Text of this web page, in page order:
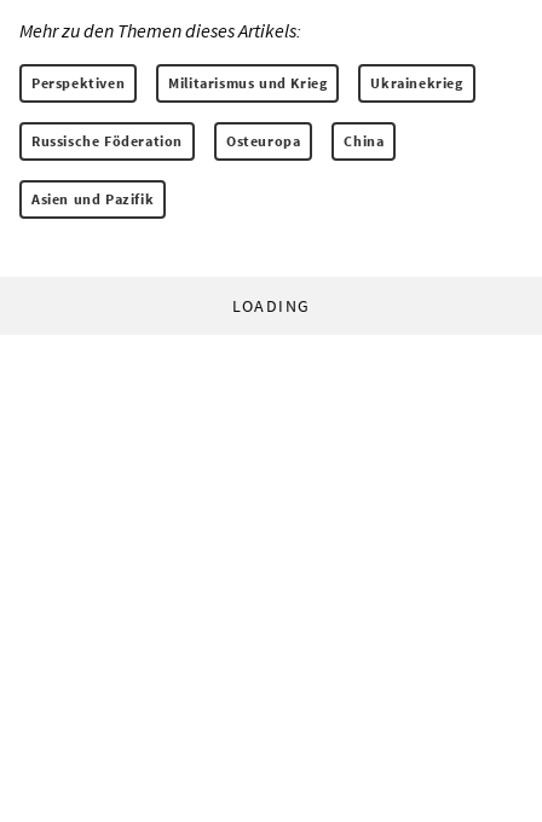
Mehr zu den Themen dieses Artikels:
Perspektiven Militarismus und Krieg Ukrainekrieg
Russische Föderation Osteuropa China
Asien und Pazifik
LOADING